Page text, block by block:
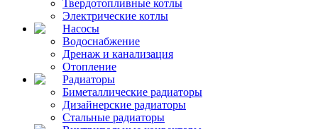
Твердотопливные котлы
Электрические котлы
Насосы
Водоснабжение
Дренаж и канализация
Отопление
Радиаторы
Биметаллические радиаторы
Дизайнерские радиаторы
Стальные радиаторы